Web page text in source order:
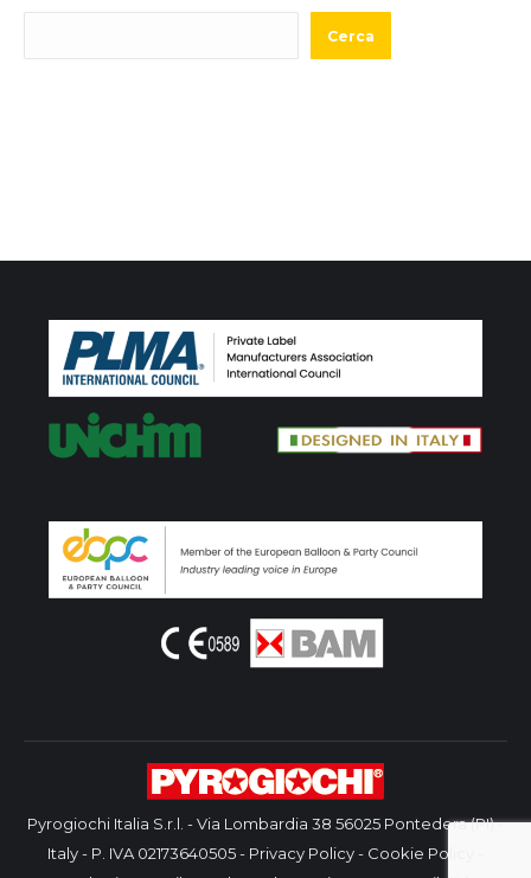
Cerca
Pyrogiochi Italia S.r.l. - Via Lombardia 38 56025 Pontedera (PI) -
Italy - P. IVA 02173640505 - Privacy Policy- Cookie Policy